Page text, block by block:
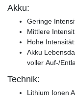
Akku:
Geringe
Mittlere
Hohe
Akku
voller Auf-/
Technik:
Lithium Ionen